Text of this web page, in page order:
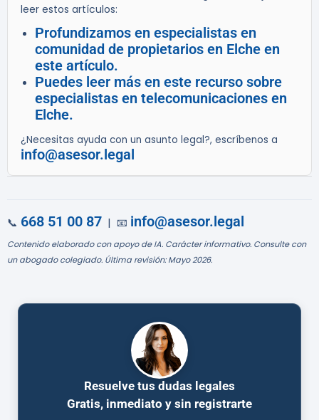
leer estos artículos:
Profundizamos en especialistas en
comunidad de propietarios en Elche en
este artículo.
Puedes leer más en este recurso sobre
especialistas en telecomunicaciones en
Elche.
¿Necesitas ayuda con un asunto legal?, escríbenos a
info@asesor.legal
📞 668 51 00 87 | 📧 info@asesor.legal
Contenido elaborado con apoyo de IA. Carácter informativo. Consulte con
un abogado colegiado. Última revisión: Mayo 2026.
Resuelve tus dudas legales
Gratis, inmediato y sin registrarte